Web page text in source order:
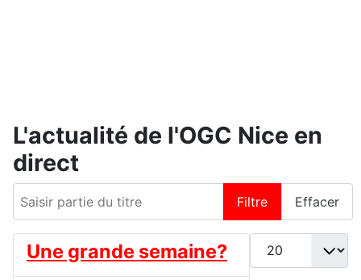
L'actualité de l'OGC Nice en
direct
Filtre Effacer
Afficher #
Une grande semaine?